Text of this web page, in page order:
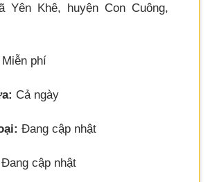
Yên Khê, huyện Con Cuông,
Miễn phí
Cả ngày
Đang cập nhật
Đang cập nhật